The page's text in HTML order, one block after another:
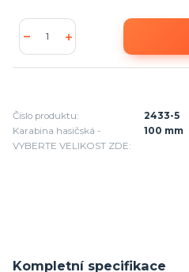
Číslo produktu:
2433-5
Karabina hasičská -
VYBERTE VELIKOST ZDE:
100 mm
Kompletní specifikace